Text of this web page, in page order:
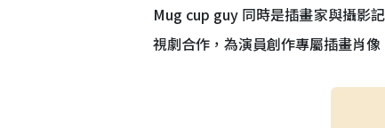
Mug cup guy 同時是插畫家與攝影
視劇合作，為演員創作專屬插畫肖